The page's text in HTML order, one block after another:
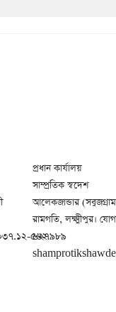
৫৬২
প্রধান কার্যালয়
সাম্প্রতিক স্বদেশ
আলেকজান্ডার
রামগতি, লক্ষ্মীপুর।
৬২৭৯৮৯